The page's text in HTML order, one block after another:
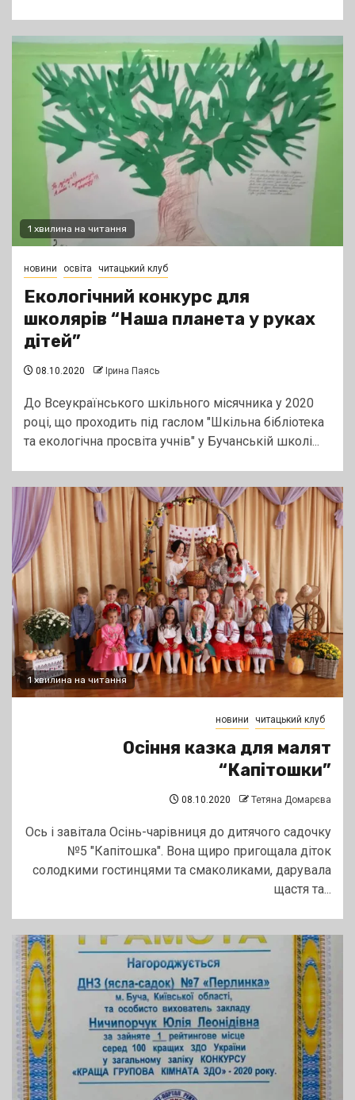
1 хвилина на читання
новини освіта читацький клуб
Екологічний конкурс для
школярів “Наша планета у руках
дітей”
08.10.2020 Ірина Паясь
До Всеукраїнського шкільного місячника у 2020
році, що проходить під гаслом "Шкільна бібліотека
та екологічна просвіта учнів" у Бучанській школі...
1 хвилина на читання
новини читацький клуб
Осіння казка для малят
“Капітошки”
08.10.2020 Тетяна Домарєва
Ось і завітала Осінь-чарівниця до дитячого садочку
№5 "Капітошка". Вона щиро пригощала діток
солодкими гостинцями та смаколиками, дарувала
щастя та...